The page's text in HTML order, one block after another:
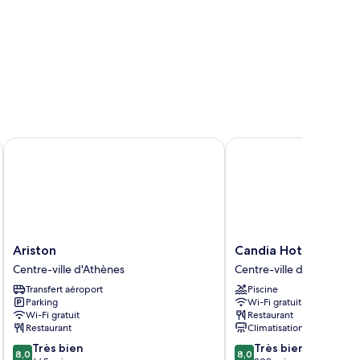
Ariston
Centre-
ville
d'Athènes
Ariston
Centre-ville d'Athènes
Transfert aéroport
Parking
Wi-Fi gratuit
Restaurant
8.0
8,0 Très bien
Ariston
Candia
Hotel
Centre-
ville
d'Athènes
Candia Hotel
Centre-ville d'Athènes
Piscine
Wi-Fi gratuit
Restaurant
Climatisation
8.0
8,0 Très bien
Candia Hotel